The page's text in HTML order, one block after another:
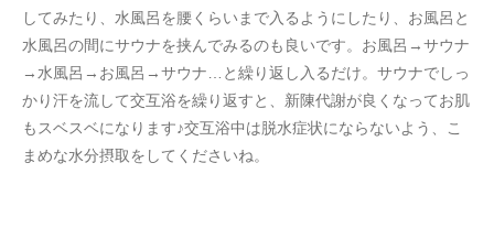
してみたり、水風呂を腰くらいまで入るようにしたり、お風呂と
水風呂の間にサウナを挟んでみるのも良いです。お風呂→サウナ
→水風呂→お風呂→サウナ…と繰り返し入るだけ。サウナでしっ
かり汗を流して交互浴を繰り返すと、新陳代謝が良くなってお肌
もスベスベになります♪交互浴中は脱水症状にならないよう、こ
まめな水分摂取をしてくださいね。